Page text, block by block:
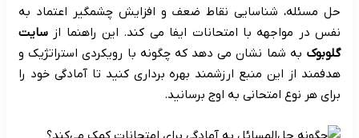
حل مسئله، شناسایی نقاط ضعف و افزایش چشمگیر اعتماد به
نفس در مواجهه با امتحانات ایفا می کند. این راهنما از سایت
گلوبوک به شما نشان می دهد که چگونه با رویکردی استراتژیک و
هدفمند از این منبع ارزشمند بهره برداری کنید تا آمادگی خود را
برای هر نوع امتحانی به اوج برسانید.